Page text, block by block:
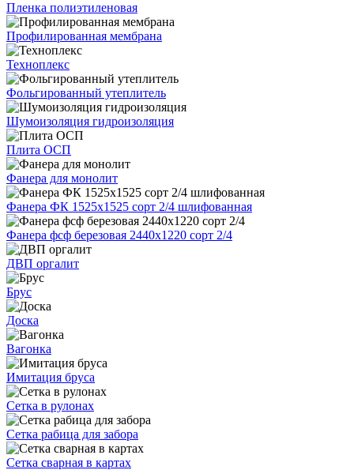
Пленка полиэтиленовая
Профилированная мембрана
Техноплекс
Фольгированный утеплитель
Шумоизоляция гидроизоляция
Плита ОСП
Фанера для монолит
Фанера ФК 1525х1525 сорт 2/4 шлифованная
Фанера фсф березовая 2440х1220 сорт 2/4
ДВП оргалит
Брус
Доска
Вагонка
Имитация бруса
Сетка в рулонах
Сетка рабица для забора
Сетка сварная в картах